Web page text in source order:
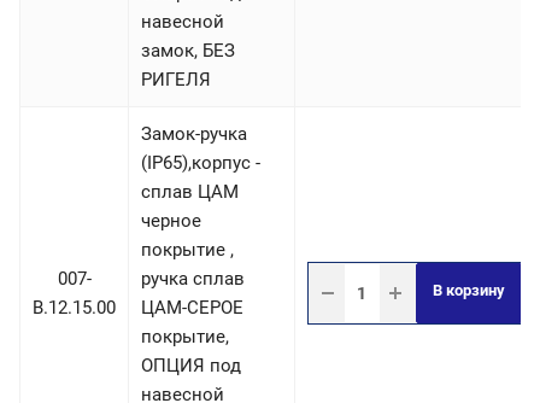
навесной
замок, БЕЗ
РИГЕЛЯ
007-
B.12.15.00
Замок-ручка
(IP65),корпус -
сплав ЦАМ
черное
покрытие ,
ручка сплав
ЦАМ-СЕРОЕ
покрытие,
ОПЦИЯ под
навесной
В корзину